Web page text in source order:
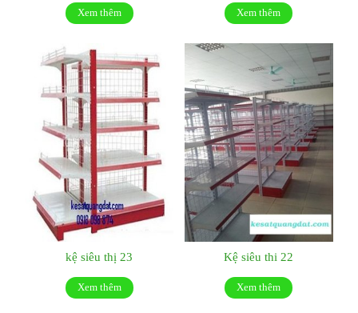
Xem thêm Xem thêm
kệ siêu thị 23
Xem thêm
Kệ siêu thi 22
Xem thêm